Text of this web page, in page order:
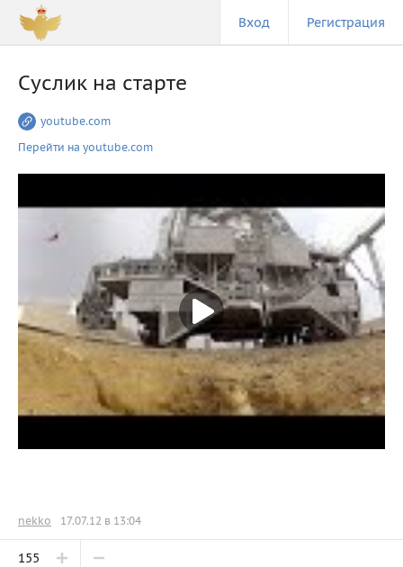
Вход Регистрация
Суслик на старте
youtube.com
Перейти на youtube.com
nekko 17.07.12 в 13:04
155